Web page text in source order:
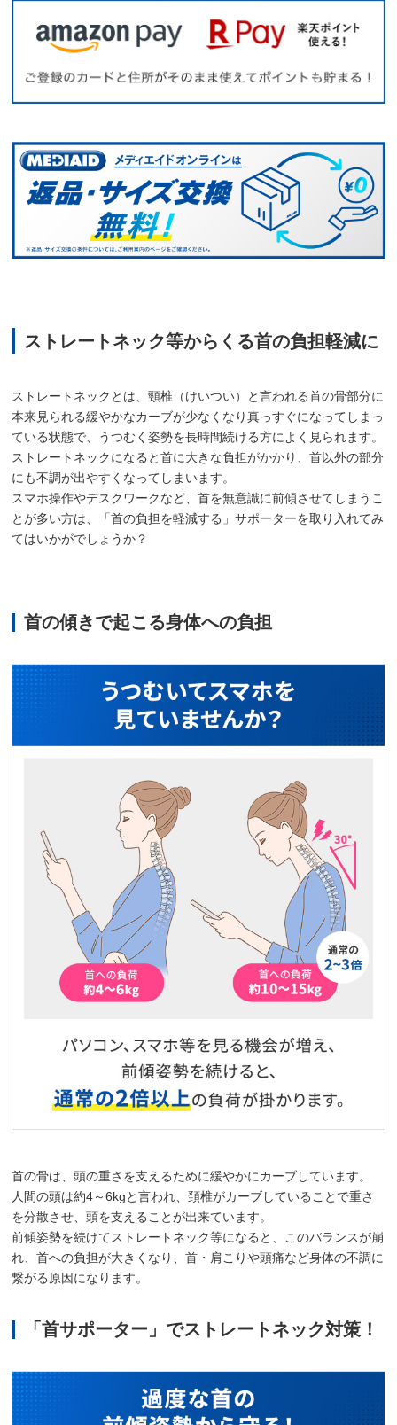
ストレートネック等からくる首の負担軽減に
ストレートネックとは、頸椎（けいつい）と言われる首の骨部分に
本来見られる緩やかなカーブが少なくなり真っすぐになってしまっ
ている状態で、うつむく姿勢を長時間続ける方によく見られます。
ストレートネックになると首に大きな負担がかかり、首以外の部分
にも不調が出やすくなってしまいます。
スマホ操作やデスクワークなど、首を無意識に前傾させてしまうこ
とが多い方は、「首の負担を軽減する」サポーターを取り入れてみ
てはいかがでしょうか？
首の傾きで起こる身体への負担
首の骨は、頭の重さを支えるために緩やかにカーブしています。
人間の頭は約4～6kgと言われ、頚椎がカーブしていることで重さ
を分散させ、頭を支えることが出来ています。
前傾姿勢を続けてストレートネック等になると、このバランスが崩
れ、首への負担が大きくなり、首・肩こりや頭痛など身体の不調に
繋がる原因になります。
「首サポーター」でストレートネック対策！